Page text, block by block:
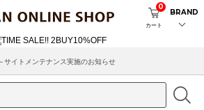
カート
0
BRAND
イトメンテナンス実施のお知らせ
運輸の配送遅延・停止について